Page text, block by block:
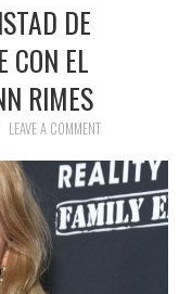
DE
CON EL
RIMES
LEAVE A COMMENT